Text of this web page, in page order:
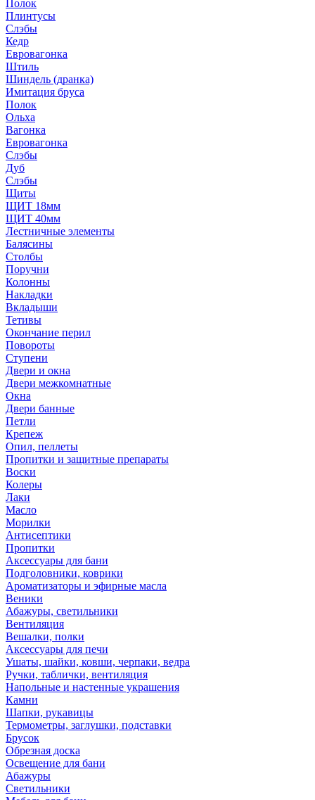
Полок
Плинтусы
Слэбы
Кедр
Евровагонка
Штиль
Шиндель (дранка)
Имитация бруса
Полок
Ольха
Вагонка
Евровагонка
Слэбы
Дуб
Слэбы
Щиты
ЩИТ 18мм
ЩИТ 40мм
Лестничные элементы
Балясины
Столбы
Поручни
Колонны
Накладки
Вкладыши
Тетивы
Окончание перил
Повороты
Ступени
Двери и окна
Двери межкомнатные
Окна
Двери банные
Петли
Крепеж
Опил, пеллеты
Пропитки и защитные препараты
Воски
Колеры
Лаки
Масло
Морилки
Антисептики
Пропитки
Аксессуары для бани
Подголовники, коврики
Ароматизаторы и эфирные масла
Веники
Абажуры, светильники
Вентиляция
Вешалки, полки
Аксессуары для печи
Ушаты, шайки, ковши, черпаки, ведра
Ручки, таблички, вентиляция
Напольные и настенные украшения
Камни
Шапки, рукавицы
Термометры, заглушки, подставки
Брусок
Обрезная доска
Освещение для бани
Абажуры
Светильники